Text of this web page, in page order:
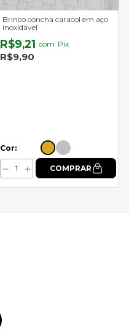
Brinco concha caracol em aço
inoxidável
R$9,21 com Pix
R$9,90
Cor: